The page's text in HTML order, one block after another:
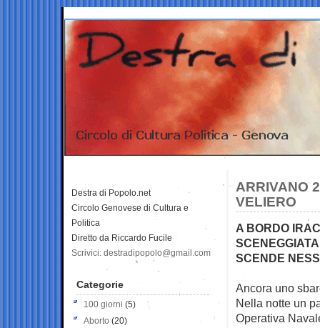
ARRIVANO
VELIERO
A BORDO
SCENDE
Ancora uno
Nella notte un
Operativa
Destra di Popolo.net
Circolo Genovese di Cultura e
Politica
Diretto da Riccardo Fucile
Scrivici: destradipopolo@gmail.com
Categorie
100 giorni (5)
Aborto (20)